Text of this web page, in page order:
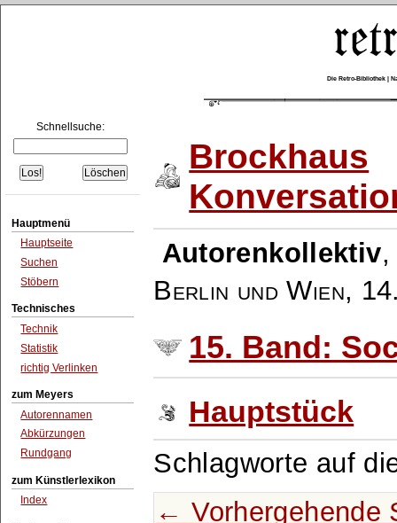
Die Retro-Bibliothek |
Schnellsuche:
Hauptmenü
Hauptseite
Suchen
Stöbern
Technisches
Technik
Statistik
richtig Verlinken
zum Meyers
Autorennamen
Abkürzungen
Rundgang
zum Künstlerlexikon
Index
Brockhaus
Autorenkollektiv
Berlin und Wien,
15. Band:
Hauptstück
Schlagworte auf
← Vorhergehende